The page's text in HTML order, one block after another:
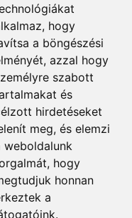
hogy
a böngészési
azzal hogy
szabott
és
hirdetéseket
meg, és elemzi
weboldalunk
hogy
honnan
a
és hozzájárulok
Frigyes út 24.